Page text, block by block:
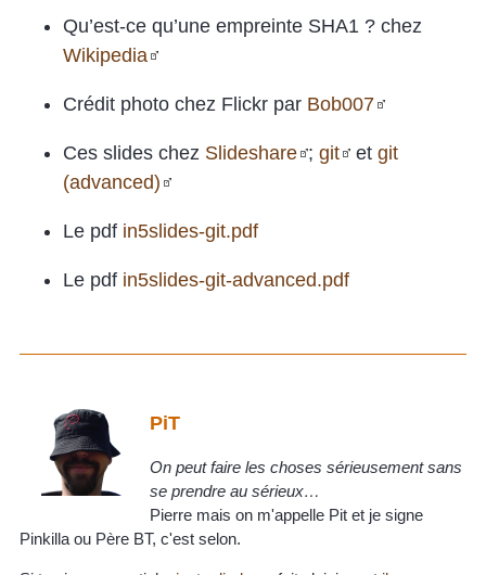
Qu’est-ce qu’une empreinte SHA1 ? chez
Wikipedia
Crédit photo chez Flickr par Bob007
Ces slides chez Slideshare ; git et git
(advanced)
Le pdf in5slides-git.pdf
Le pdf in5slides-git-advanced.pdf
PiT
On peut faire les choses sérieusement sans
se prendre au sérieux…
Pierre mais on m'appelle Pit et je signe
Pinkilla ou Père BT, c'est selon.